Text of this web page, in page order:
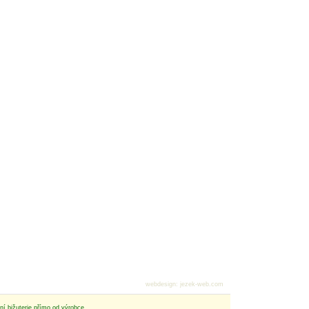
bižuterie přímo od výrobce
webdesign: jezek-web.com